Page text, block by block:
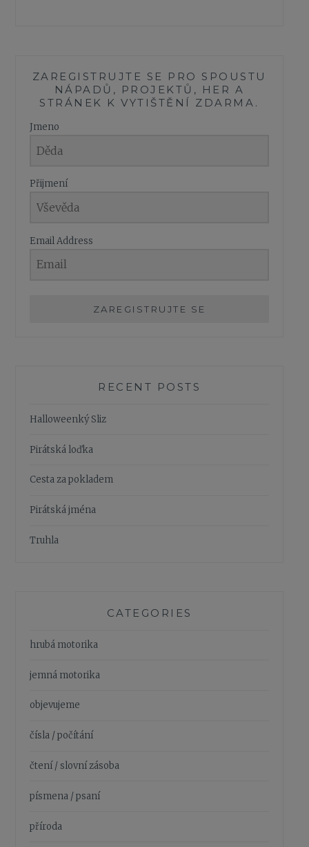
ZAREGISTRUJTE SE PRO SPOUSTU
NÁPADŮ, PROJEKTŮ, HER A
STRÁNEK K VYTIŠTĚNÍ ZDARMA.
Jmeno
Přijmení
Email Address
ZAREGISTRUJTE SE
RECENT POSTS
Halloweenký Sliz
Pirátská loďka
Cesta za pokladem
Pirátská jména
Truhla
CATEGORIES
hrubá motorika
jemná motorika
objevujeme
čísla / počítání
čtení / slovní zásoba
písmena / psaní
příroda